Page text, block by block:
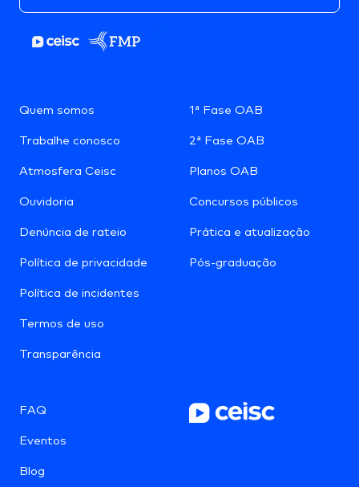
Quem somos
Trabalhe conosco
Atmosfera Ceisc
Ouvidoria
Denúncia de rateio
Política de privacidade
Política de incidentes
Termos de uso
Transparência
1ª Fase OAB
2ª Fase OAB
Planos OAB
Concursos públicos
Prática e atualização
Pós-graduação
FAQ
Eventos
Blog